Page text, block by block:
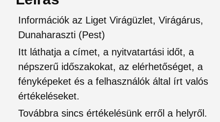
Információk az Liget Virágüzlet, Virágárus,
Dunaharaszti (Pest)
Itt láthatja a címet, a nyitvatartási időt, a
népszerű időszakokat, az elérhetőséget, a
fényképeket és a felhasználók által írt valós
értékeléseket.
Továbbra sincs értékelésünk erről a helyről.